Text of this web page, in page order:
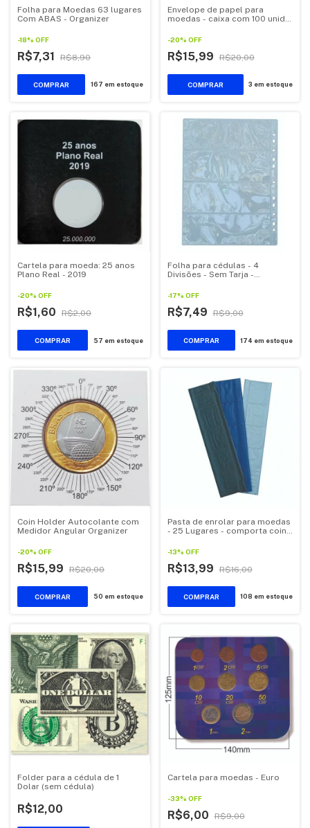
Folha para Moedas 63 lugares
Com ABAS - Organizer
-18% OFF
R$7,31 R$8,90
167 em estoque
Envelope de papel para
moedas - caixa com 100 unid. -
-20% OFF
R$15,99 R$20,00
3 em estoque
Cartela para moeda: 25 anos
Plano Real - 2019
-20% OFF
R$1,60 R$2,00
57 em estoque
Folha para cédulas - 4
Divisões - Sem Tarja -
-17% OFF
R$7,49 R$9,00
174 em estoque
Coin Holder Autocolante com
Medidor Angular Organizer
-20% OFF
R$15,99 R$20,00
COMPRAR 50 em estoque
Pasta de enrolar para moedas
- 25 Lugares - comporta coin
-13% OFF
R$13,99 R$16,00
COMPRAR 108 em estoque
Folder para a cédula de 1
Dolar (sem cédula)
R$12,00
Cartela para moedas - Euro
-33% OFF
R$6,00 R$9,00